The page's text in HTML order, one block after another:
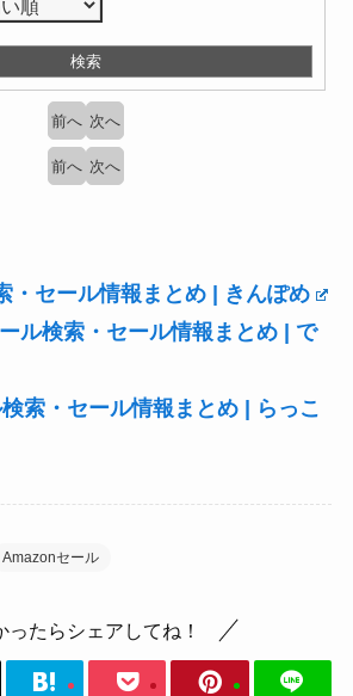
前へ 次へ
前へ 次へ
・セール情報まとめ | きんぽめ
ル検索・セール情報まとめ | で
索・セール情報まとめ | らっこ
Amazonセール
ったらシェアしてね！